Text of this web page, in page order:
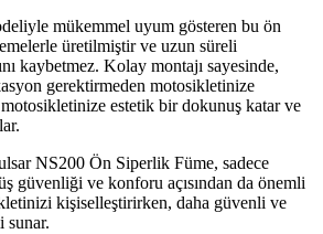
mükemmel uyum gösteren bu ön
üretilmiştir ve uzun süreli
kaybetmez. Kolay montajı sayesinde,
gerektirmeden motosikletinize
motosikletinize estetik bir dokunuş katar ve
NS200 Ön Siperlik Füme, sadece
güvenliği ve konforu açısından da önemli
kişiselleştirirken, daha güvenli ve
sunar.